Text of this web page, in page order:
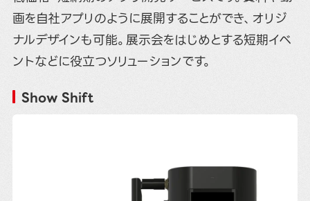
画を自社アプリのように展開することができ、オリジ
ナルデザインも可能。展示会をはじめとする短期イベ
ントなどに役立つソリューションです。
Show Shift